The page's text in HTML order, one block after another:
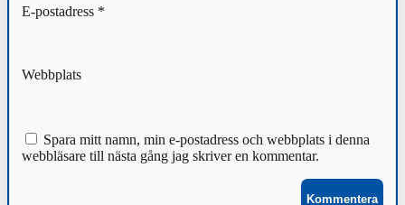
E-postadress *
Webbplats
Spara mitt namn, min e-postadress och webbplats i denna
webbläsare till nästa gång jag skriver en kommentar.